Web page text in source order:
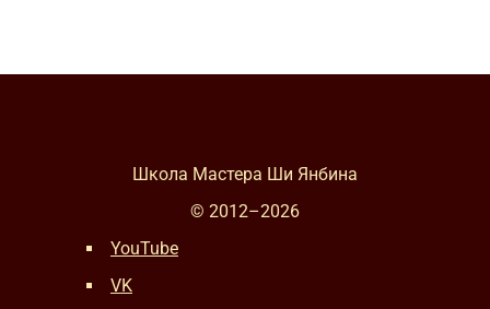
Школа Мастера Ши Янбина
© 2012–2026
YouTube
VK